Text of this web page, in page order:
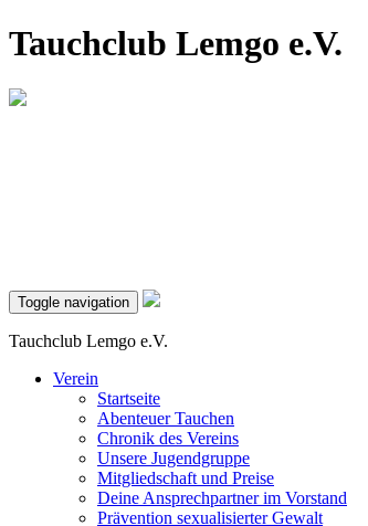
Tauchclub Lemgo e.V.
Toggle navigation
Tauchclub Lemgo e.V.
Verein
Startseite
Abenteuer Tauchen
Chronik des Vereins
Unsere Jugendgruppe
Mitgliedschaft und Preise
Deine Ansprechpartner im Vorstand
Prävention sexualisierter Gewalt